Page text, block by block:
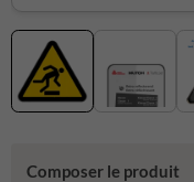
Composer le produit